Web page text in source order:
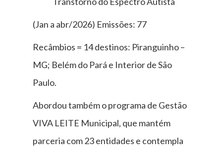
(Jan a abr/2026) Emissões: 77
Recâmbios = 14 destinos: Piranguinho –
MG; Belém do Pará e Interior de São
Paulo.
Abordou também o programa de Gestão
VIVA LEITE Municipal, que mantém
parceria com 23 entidades e contempla